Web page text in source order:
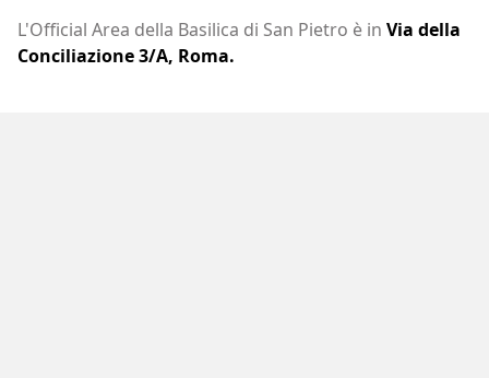
L'Official Area della Basilica di San Pietro è in Via della
Conciliazione 3/A, Roma.